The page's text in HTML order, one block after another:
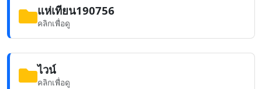
แห่เทียน190756
คลิกเพื่อดู
ไวน์
คลิกเพื่อดู